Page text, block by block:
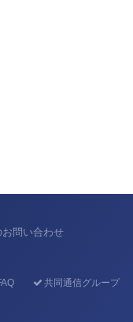
問い合わせ
共同通信グループ